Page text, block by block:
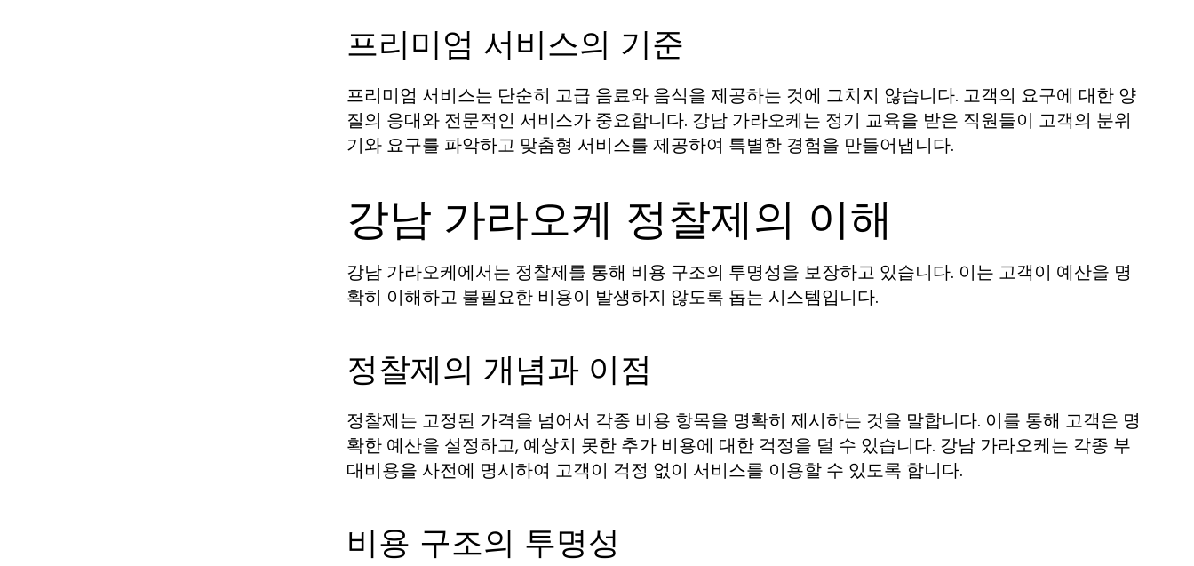
프리미엄 서비스의 기준
프리미엄 서비스는 단순히 고급 음료와 음식을 제공하는 것에 그치지 않습니다. 고객의 요구에 대한 양
질의 응대와 전문적인 서비스가 중요합니다. 강남 가라오케는 정기 교육을 받은 직원들이 고객의 분위
기와 요구를 파악하고 맞춤형 서비스를 제공하여 특별한 경험을 만들어냅니다.
강남 가라오케 정찰제의 이해
강남 가라오케에서는 정찰제를 통해 비용 구조의 투명성을 보장하고 있습니다. 이는 고객이 예산을 명
확히 이해하고 불필요한 비용이 발생하지 않도록 돕는 시스템입니다.
정찰제의 개념과 이점
정찰제는 고정된 가격을 넘어서 각종 비용 항목을 명확히 제시하는 것을 말합니다. 이를 통해 고객은 명
확한 예산을 설정하고, 예상치 못한 추가 비용에 대한 걱정을 덜 수 있습니다. 강남 가라오케는 각종 부
대비용을 사전에 명시하여 고객이 걱정 없이 서비스를 이용할 수 있도록 합니다.
비용 구조의 투명성